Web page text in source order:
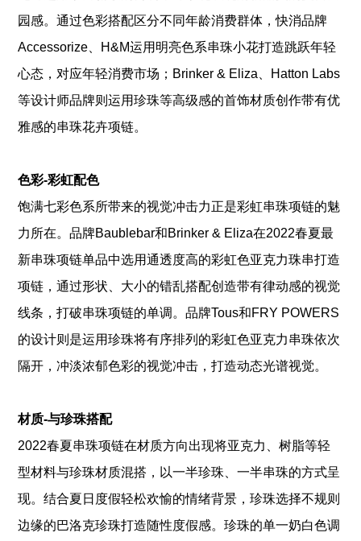
园感。通过色彩搭配区分不同年龄消费群体，快消品牌
Accessorize、H&M运用明亮色系串珠小花打造跳跃年轻
心态，对应年轻消费市场；Brinker & Eliza、Hatton Labs
等设计师品牌则运用珍珠等高级感的首饰材质创作带有优
雅感的串珠花卉项链。
色彩-彩虹配色
饱满七彩色系所带来的视觉冲击力正是彩虹串珠项链的魅
力所在。品牌Baublebar和Brinker & Eliza在2022春夏最
新串珠项链单品中选用通透度高的彩虹色亚克力珠串打造
项链，通过形状、大小的错乱搭配创造带有律动感的视觉
线条，打破串珠项链的单调。品牌Tous和FRY POWERS
的设计则是运用珍珠将有序排列的彩虹色亚克力串珠依次
隔开，冲淡浓郁色彩的视觉冲击，打造动态光谱视觉。
材质-与珍珠搭配
2022春夏串珠项链在材质方向出现将亚克力、树脂等轻
型材料与珍珠材质混搭，以一半珍珠、一半串珠的方式呈
现。结合夏日度假轻松欢愉的情绪背景，珍珠选择不规则
边缘的巴洛克珍珠打造随性度假感。珍珠的单一奶白色调